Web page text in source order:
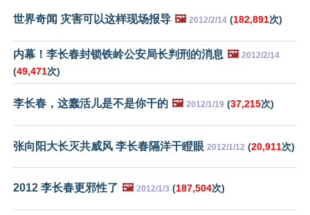
世界奇闻 灾害可以这样现场报导 🖼️ 2012/2/14 (182,891次)
内幕！李长春封锁铁岭公安局长判刑的消息 🖼️ 2012/2/14
(49,471次)
李长春，这蠢活儿是不是你干的 🖼️ 2012/1/19 (37,215次)
张向阳大长灭共威风 李长春隔洋干瞪眼 2012/1/12 (20,911次)
2012 李长春更邪性了 🖼️ 2012/1/3 (187,504次)